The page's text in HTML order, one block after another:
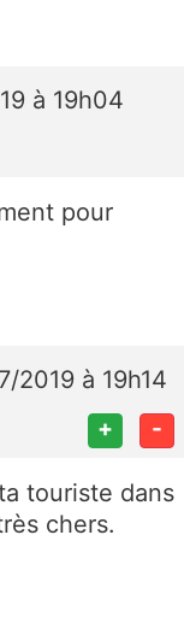
à 19h04
pour
2019 à 19h14
+ -
touriste dans
chers.